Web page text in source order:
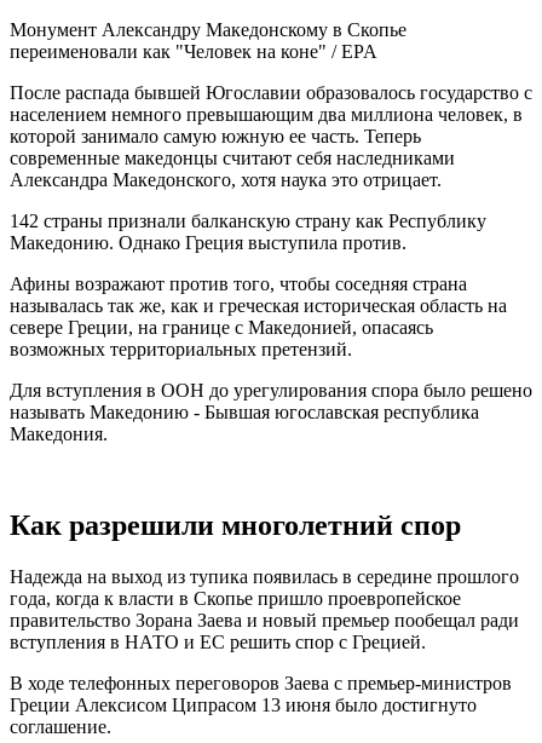
Монумент Александру Македонскому в Скопье
переименовали как "Человек на коне" / EPA
После распада бывшей Югославии образовалось государство с
населением немного превышающим два миллиона человек, в
которой занимало самую южную ее часть. Теперь
современные македонцы считают себя наследниками
Александра Македонского, хотя наука это отрицает.
142 страны признали балканскую страну как Республику
Македонию. Однако Греция выступила против.
Афины возражают против того, чтобы соседняя страна
называлась так же, как и греческая историческая область на
севере Греции, на границе с Македонией, опасаясь
возможных территориальных претензий.
Для вступления в ООН до урегулирования спора было решено
называть Македонию - Бывшая югославская республика
Македония.
Как разрешили многолетний спор
Надежда на выход из тупика появилась в середине прошлого
года, когда к власти в Скопье пришло проевропейское
правительство Зорана Заева и новый премьер пообещал ради
вступления в НАТО и ЕС решить спор с Грецией.
В ходе телефонных переговоров Заева с премьер-министров
Греции Алексисом Ципрасом 13 июня было достигнуто
соглашение.